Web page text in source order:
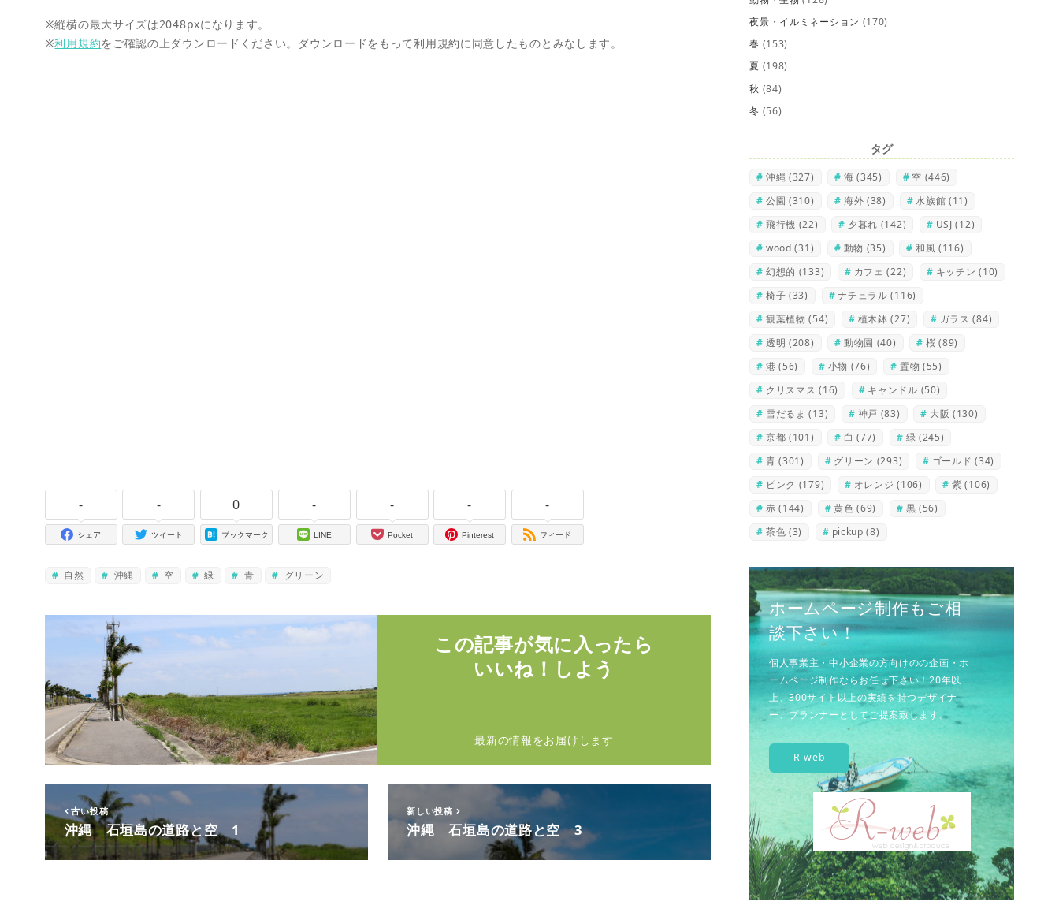
※縦横の最大サイズは2048pxになります。
※利用規約をご確認の上ダウンロードください。ダウンロードをもって利用規約に同意したものとみなします。
-
シェア
-
ツイート
0
ブックマーク
-
LINE
-
Pocket
-
Pinterest
-
フィード
自然 沖縄 空 緑 青 グリーン
この記事が気に入ったら
いいね！しよう
最新の情報をお届けします
古い投稿
沖縄 石垣島の道路と空 1
新しい投稿
沖縄 石垣島の道路と空 3
夜景・イルミネーション (170)
春 (153)
夏 (198)
秋 (84)
冬 (56)
タグ
沖縄 (327) 海 (345) 空 (446)
公園 (310) 海外 (38) 水族館 (11)
飛行機 (22) 夕暮れ (142) USJ (12)
wood (31) 動物 (35) 和風 (116)
幻想的 (133) カフェ (22) キッチン (10)
椅子 (33) ナチュラル (116)
観葉植物 (54) 植木鉢 (27) ガラス (84)
透明 (208) 動物園 (40) 桜 (89)
港 (56) 小物 (76) 置物 (55)
クリスマス (16) キャンドル (50)
雪だるま (13) 神戸 (83) 大阪 (130)
京都 (101) 白 (77) 緑 (245)
青 (301) グリーン (293) ゴールド (34)
ピンク (179) オレンジ (106) 紫 (106)
赤 (144) 黄色 (69) 黒 (56)
茶色 (3) pickup (8)
ホームページ制作もご相
談下さい！
個人事業主・中小企業の方向けのの企画・ホ
ームページ制作ならお任せ下さい！20年以
上、300サイト以上の実績を持つデザイナ
ー、プランナーとしてご提案致します。
R-web